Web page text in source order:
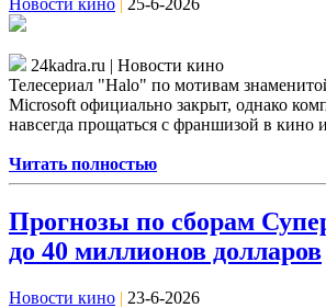
Новости кино | 25-6-2026
24kadra.ru | Новости кино
Телесериал "Halo" по мотивам
Microsoft официально закрыт, однако
навсегда прощаться с франшизой в кино
Читать полностью
Прогнозы по сборам
до 40 миллионов долларов
Новости кино | 23-6-2026